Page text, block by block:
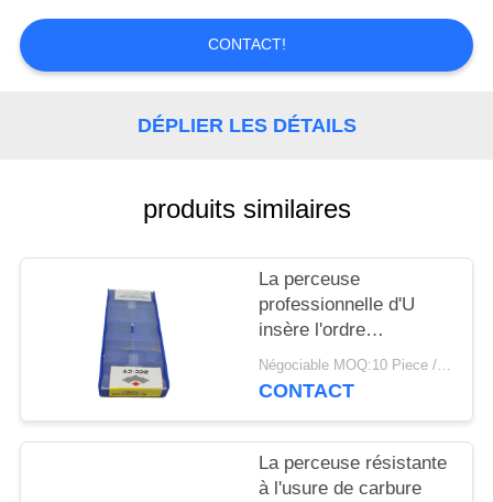
DEMANDEZ
DU
POLITIQUE
CONFIDENTIALITÉ
CONTACT!
DÉPLIER LES DÉTAILS
produits similaires
La perceuse
professionnelle d'U
insère l'ordre
d'échantillon de
SPGT050204-PM
Négociable MOQ:10 Piece / Pieces
CONTACT
La perceuse résistante
à l'usure de carbure